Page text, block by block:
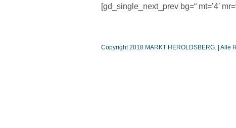
[gd_single_next_prev bg=“ mt=’4′
Copyright 2018 MARKT HEROLDSBERG. | Alle